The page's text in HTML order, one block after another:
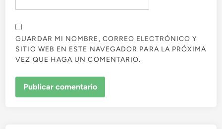
GUARDAR MI NOMBRE, CORREO ELECTRÓNICO Y
SITIO WEB EN ESTE NAVEGADOR PARA LA PRÓXIMA
VEZ QUE HAGA UN COMENTARIO.